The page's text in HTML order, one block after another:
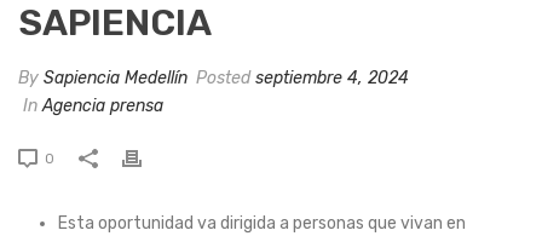
SAPIENCIA
By Sapiencia Medellín Postedseptiembre 4, 2024
InAgencia prensa
0
Esta oportunidad va dirigida a personas que vivan en